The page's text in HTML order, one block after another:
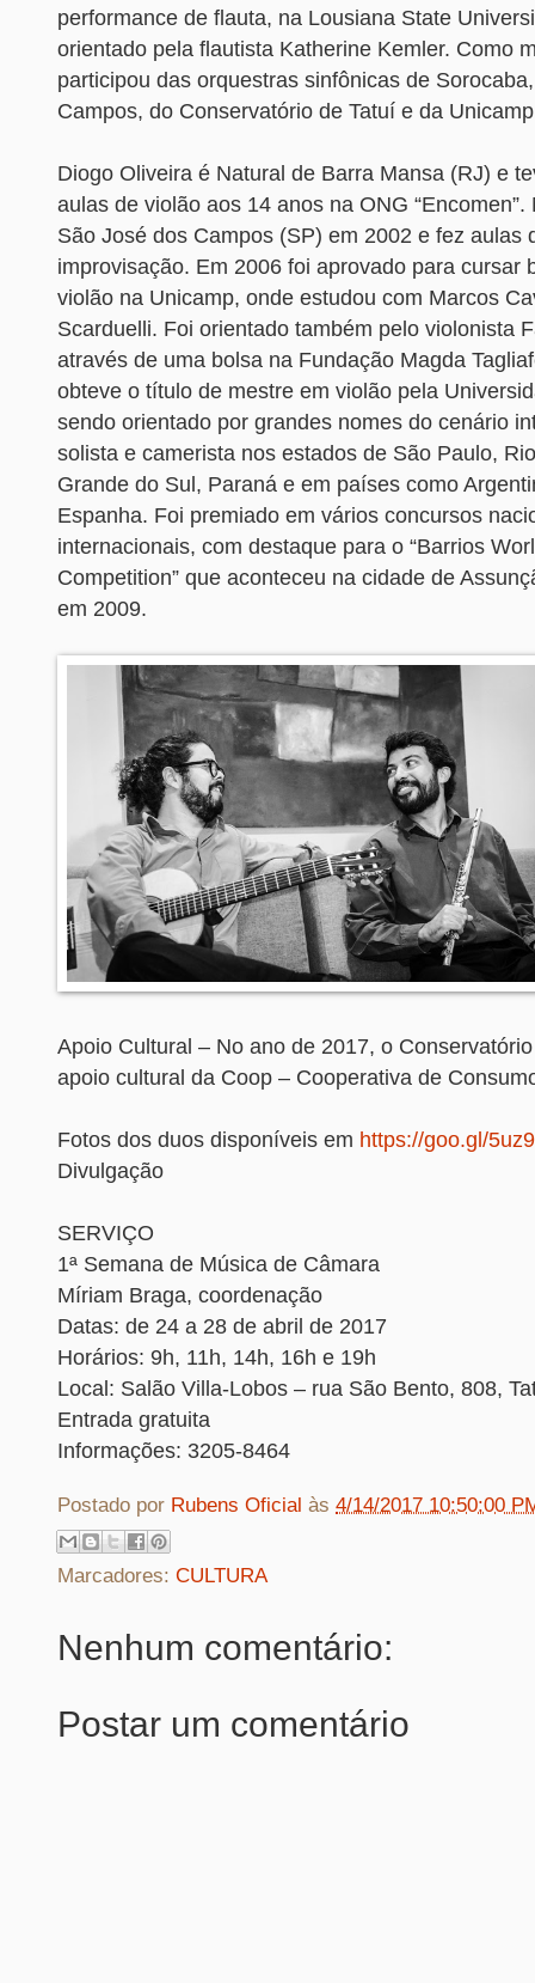
performance de flauta, na Lousiana State
orientado pela flautista Katherine Kemler. Como
participou das orquestras sinfônicas de
Campos, do Conservatório de Tatuí e da
Diogo Oliveira é Natural de Barra Mansa (RJ) e
aulas de violão aos 14 anos na ONG
São José dos Campos (SP) em 2002 e fez aulas
improvisação. Em 2006 foi aprovado para cursar
violão na Unicamp, onde estudou com Marcos
Scarduelli. Foi orientado também pelo violonista
através de uma bolsa na Fundação Magda
obteve o título de mestre em violão pela
sendo orientado por grandes nomes do cenário
solista e camerista nos estados de São Paulo,
Grande do Sul, Paraná e em países como
Espanha. Foi premiado em vários concursos
internacionais, com destaque para o “Barrios
Competition” que aconteceu na cidade de
em 2009.
Apoio Cultural – No ano de 2017, o
apoio cultural da Coop – Cooperativa de
Fotos dos duos disponíveis em https://goo.gl/
Divulgação
SERVIÇO
1ª Semana de Música de Câmara
Míriam Braga, coordenação
Datas: de 24 a 28 de abril de 2017
Horários: 9h, 11h, 14h, 16h e 19h
Local: Salão Villa-Lobos – rua São Bento, 808,
Entrada gratuita
Informações: 3205-8464
Postado por Rubens Oficial às 4/14/2017 10:50:00
Marcadores: CULTURA
Nenhum comentário:
Postar um comentário